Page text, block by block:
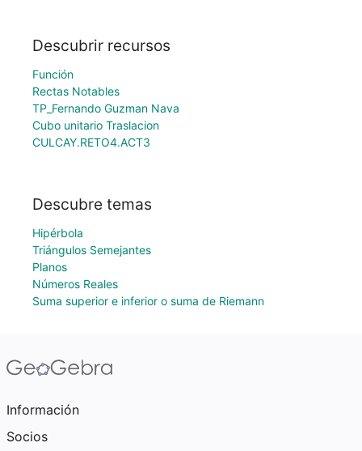
Descubrir recursos
Función
Rectas Notables
TP_Fernando Guzman Nava
Cubo unitario Traslacion
CULCAY.RETO4.ACT3
Descubre temas
Hipérbola
Triángulos Semejantes
Planos
Números Reales
Suma superior e inferior o suma de Riemann
Información
Socios